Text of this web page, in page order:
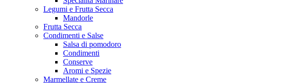
Legumi e Frutta Secca
Mandorle
Frutta Secca
Condimenti e Salse
Salsa di pomodoro
Condimenti
Conserve
Aromi e Spezie
Marmellate e Creme